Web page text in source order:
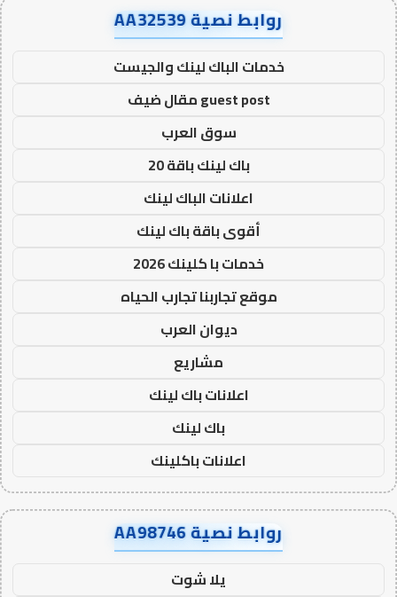
روابط نصية AA32539
خدمات الباك لينك والجيست
guest post مقال ضيف
سوق العرب
باك لينك باقة 20
اعلانات الباك لينك
أقوى باقة باك لينك
خدمات با كلينك 2026
موقع تجاربنا تجارب الحياه
ديوان العرب
مشاريع
اعلانات باك لينك
باك لينك
اعلانات باكلينك
روابط نصية AA98746
يلا شوت